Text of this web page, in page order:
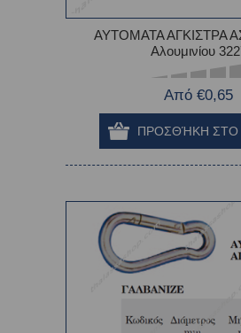
ΑΥΤΟΜΑΤΑ ΑΓΚΙΣΤΡΑ
Αλουμινίου
Από €0,65